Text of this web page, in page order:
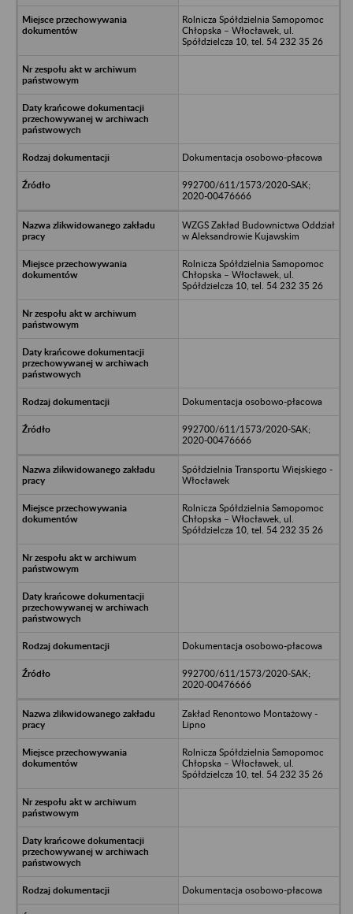
Rolnicza Spółdzielnia Samopomoc
Chłopska – Włocławek, ul.
Spółdzielcza 10, tel. 54 232 35 26
Dokumentacja osobowo-płacowa
992700/611/1573/2020-SAK;
2020-00476666
WZGS Zakład Budownictwa Oddział
w Aleksandrowie Kujawskim
Rolnicza Spółdzielnia Samopomoc
Chłopska – Włocławek, ul.
Spółdzielcza 10, tel. 54 232 35 26
Dokumentacja osobowo-płacowa
992700/611/1573/2020-SAK;
2020-00476666
Spółdzielnia Transportu Wiejskiego -
Włocławek
Rolnicza Spółdzielnia Samopomoc
Chłopska – Włocławek, ul.
Spółdzielcza 10, tel. 54 232 35 26
Dokumentacja osobowo-płacowa
992700/611/1573/2020-SAK;
2020-00476666
Zakład Renontowo Montażowy -
Lipno
Rolnicza Spółdzielnia Samopomoc
Chłopska – Włocławek, ul.
Spółdzielcza 10, tel. 54 232 35 26
Dokumentacja osobowo-płacowa